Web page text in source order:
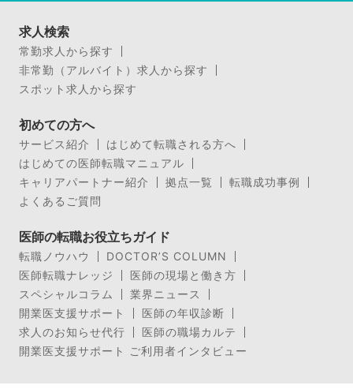
求人検索
常勤求人から探す
非常勤（アルバイト）求人から探す
スポット求人から探す
初めての方へ
サービス紹介
はじめて転職される方へ
はじめての医師転職マニュアル
キャリアパートナー紹介
拠点一覧
転職成功事例
よくあるご質問
医師の転職お役立ちガイド
転職ノウハウ
DOCTOR’S COLUMN
医師転職ナレッジ
医師の現場と働き方
スペシャルコラム
業界ニュース
開業医支援サポート
医師の年収診断
求人のお知らせ代行
医師の職場カルテ
開業医支援サポート ご利用者インタビュー